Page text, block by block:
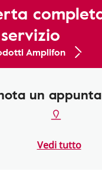
Amplifon
un
Vedi tutto